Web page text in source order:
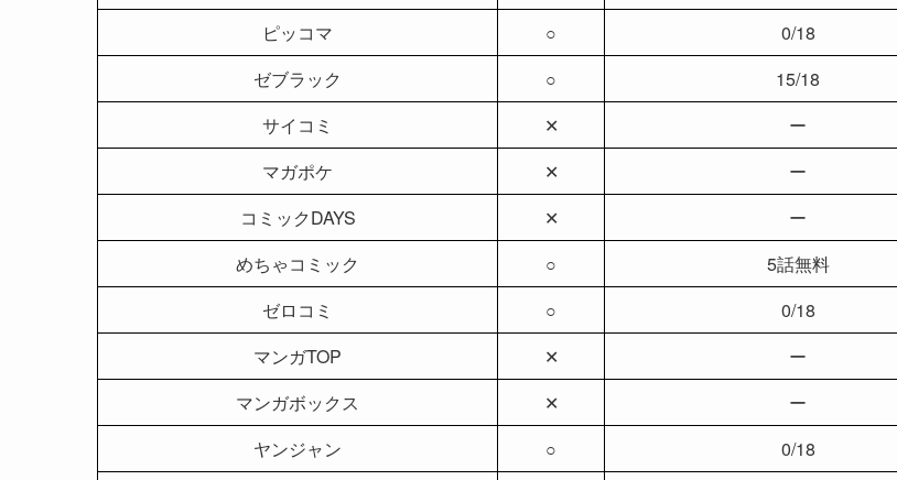
ピッコマ
○
0/18
ゼブラック
○
15/18
サイコミ
✕
ー
マガポケ
✕
ー
コミックDAYS
✕
ー
めちゃコミック
○
5話無料
ゼロコミ
○
0/18
マンガTOP
✕
ー
マンガボックス
✕
ー
ヤンジャン
○
0/18